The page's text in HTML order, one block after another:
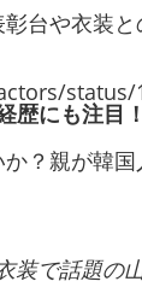
台や衣装
status/
歴にも注目！
？親が韓
で話題の山